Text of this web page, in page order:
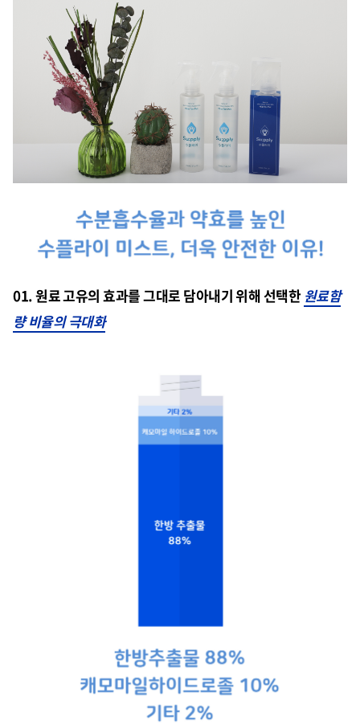
01. 원료 고유의 효과를 그대로 담아내기 위해 선택한 원료함
량 비율의 극대화